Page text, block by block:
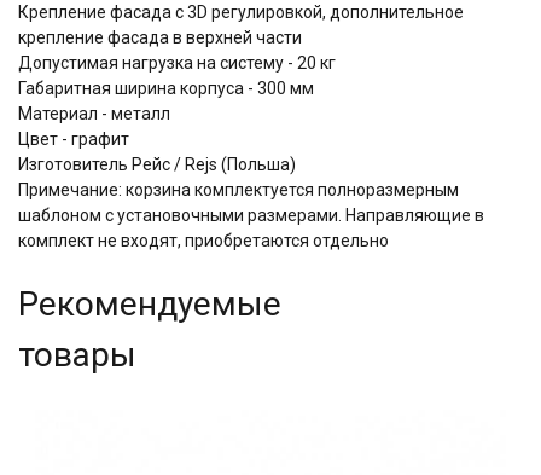
Крепление фасада с 3D регулировкой, дополнительное
крепление фасада в верхней части
Допустимая нагрузка на систему - 20 кг
Габаритная ширина корпуса - 300 мм
Материал - металл
Цвет - графит
Изготовитель Рейс / Rejs (Польша)
Примечание: корзина комплектуется полноразмерным
шаблоном с установочными размерами. Направляющие в
комплект не входят, приобретаются отдельно
Рекомендуемые
товары